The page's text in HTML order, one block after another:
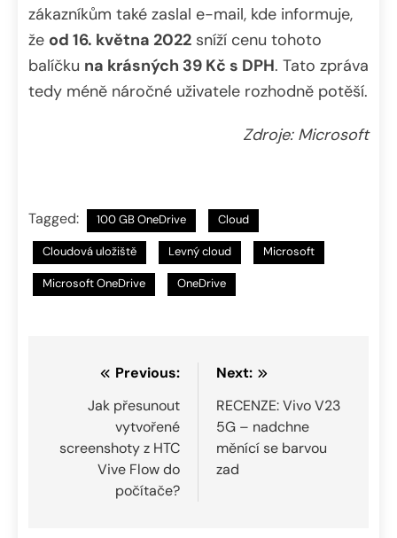
zákazníkům také zaslal e-mail, kde informuje,
že od 16. května 2022 sníží cenu tohoto
balíčku na krásných 39 Kč s DPH. Tato zpráva
tedy méně náročné uživatele rozhodně potěší.
Zdroje: Microsoft
Tagged: 100 GB OneDrive Cloud
Cloudová uložiště Levný cloud Microsoft
Microsoft OneDrive OneDrive
Navigace
příspěvek
Previous:
Jak přesunout
vytvořené
screenshoty z HTC
Vive Flow do
počítače?
Next:
RECENZE: Vivo V23
5G – nadchne
měnící se barvou
zad